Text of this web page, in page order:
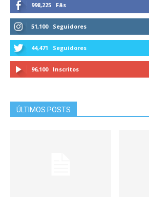
998,225 Fãs
51,100 Seguidores
44,471 Seguidores
96,100 Inscritos
ÚLTIMOS POSTS